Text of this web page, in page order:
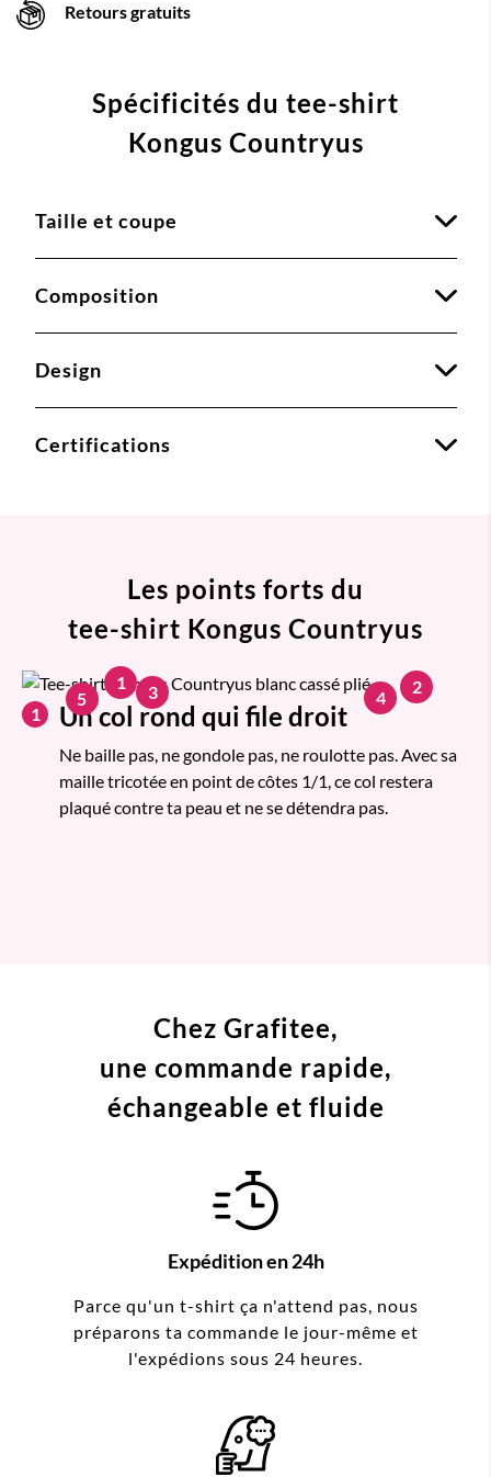
Retours gratuits
Spécificités du tee-shirt
Kongus Countryus
Taille et coupe
Composition
Design
Certifications
Les points forts du
tee-shirt Kongus Countryus
1 Un col rond qui file droit
Ne baille pas, ne gondole pas, ne roulotte pas. Avec sa
maille tricotée en point de côtes 1/1, ce col restera
plaqué contre ta peau et ne se détendra pas.
1 2
3 4
5
Chez Grafitee,
une commande rapide,
échangeable et fluide
Expédition en 24h
Parce qu'un t-shirt ça n'attend pas, nous
préparons ta commande le jour-même et
l'expédions sous 24 heures.